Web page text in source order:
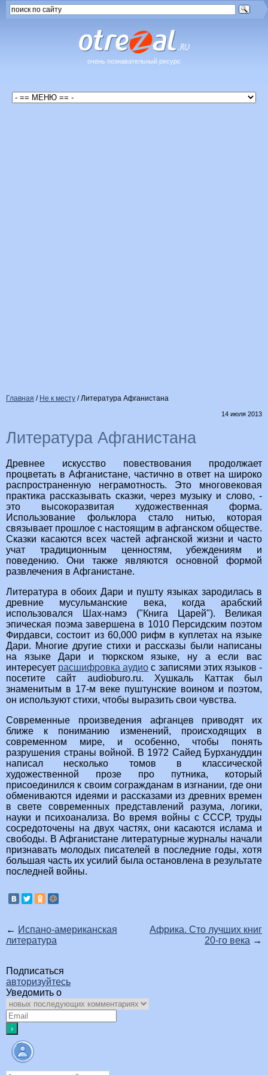
очень познавательный ресурс
Главная / Не к месту /Литература Афганистана
14 июля 2013
Литература Афганистана
Древнее искусство повествования продолжает
процветать в Афганистане, частично в ответ на широко
распространенную неграмотность. Это многовековая
практика рассказывать сказки, через музыку и слово, -
это высокоразвитая художественная форма.
Использование фольклора стало нитью, которая
связывает прошлое с настоящим в афганском обществе.
Сказки касаются всех частей афганской жизни и часто
учат традиционным ценностям, убеждениям и
поведению. Они также являются основной формой
развлечения в Афганистане.
Литература в обоих Дари и пушту языках зародилась в
древние мусульманские века, когда арабский
использовался Шах-намэ ("Книга Царей"). Великая
эпическая поэма завершена в 1010 Персидским поэтом
Фирдавси, состоит из 60,000 рифм в куплетах на языке
Дари. Многие другие стихи и рассказы были написаны
на языке Дари и тюркском языке, ну а если вас
интересует расшифровка аудио с записями этих языков -
посетите сайт audioburo.ru. Хушкаль Каттак был
знаменитым в 17-м веке пуштунские воином и поэтом,
он используют стихи, чтобы выразить свои чувства.
Современные произведения афганцев приводят их
ближе к пониманию изменений, происходящих в
современном мире, и особенно, чтобы понять
разрушения страны войной. В 1972 Сайед Бурхануддин
написал несколько томов в классической
художественной прозе про путника, который
присоединился к своим согражданам в изгнании, где они
обмениваются идеями и рассказами из древних времен
в свете современных представлений разума, логики,
науки и психоанализа. Во время войны с СССР, труды
сосредоточены на двух частях, они касаются ислама и
свободы. В Афганистане литературные журналы начали
признавать молодых писателей в последние годы, хотя
большая часть их усилий была остановлена в результате
последней войны.
← Испано-американская
литература
Африка. Сто лучших книг
20-го века →
Подписаться
авторизуйтесь
Уведомить о